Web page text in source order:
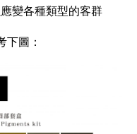
變各種類型的客群
下圖：